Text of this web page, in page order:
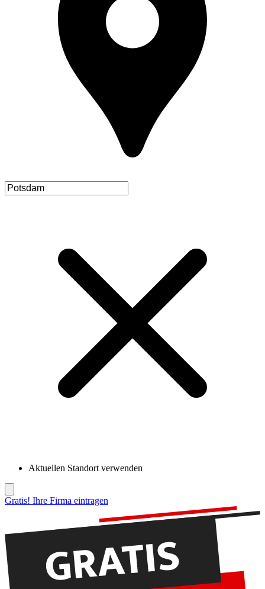
Aktuellen Standort verwenden
Gratis! Ihre Firma eintragen